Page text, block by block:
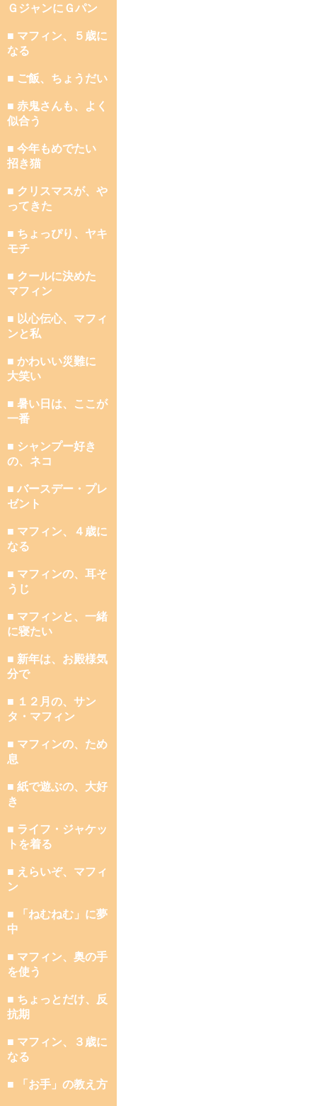
ＧジャンにＧパン
■ マフィン、５歳に
なる
■ ご飯、ちょうだい
■ 赤鬼さんも、よく
似合う
■ 今年もめでたい
招き猫
■ クリスマスが、や
ってきた
■ ちょっぴり、ヤキ
モチ
■ クールに決めた
マフィン
■ 以心伝心、マフィ
ンと私
■ かわいい災難に
大笑い
■ 暑い日は、ここが
一番
■ シャンプー好き
の、ネコ
■ バースデー・プレ
ゼント
■ マフィン、４歳に
なる
■ マフィンの、耳そ
うじ
■ マフィンと、一緒
に寝たい
■ 新年は、お殿様気
分で
■ １２月の、サン
タ・マフィン
■ マフィンの、ため
息
■ 紙で遊ぶの、大好
き
■ ライフ・ジャケッ
トを着る
■ えらいぞ、マフィ
ン
■ 「ねむねむ」に夢
中
■ マフィン、奥の手
を使う
■ ちょっとだけ、反
抗期
■ マフィン、３歳に
なる
■ 「お手」の教え方